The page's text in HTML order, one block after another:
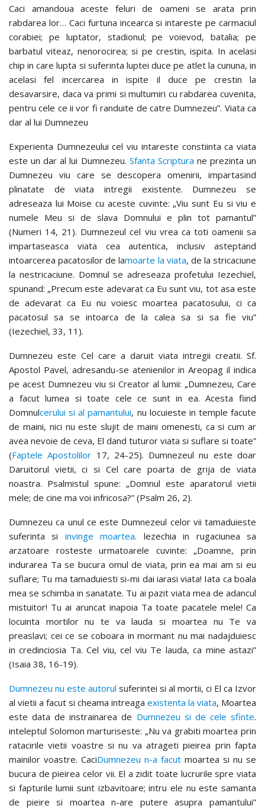
Caci amandoua aceste feluri de oameni se arata prin
rabdarea lor… Caci furtuna incearca si intareste pe carmaciul
corabiei; pe luptator, stadionul; pe voievod, batalia; pe
barbatul viteaz, nenorocirea; si pe crestin, ispita. In acelasi
chip in care lupta si suferinta luptei duce pe atlet la cununa, in
acelasi fel incercarea in ispite il duce pe crestin la
desavarsire, daca va primi si multumiri cu rabdarea cuvenita,
pentru cele ce ii vor fi randuite de catre Dumnezeu”. Viata ca
dar al lui Dumnezeu
Experienta Dumnezeului cel viu intareste constiinta ca viata
este un dar al lui Dumnezeu. Sfanta Scriptura ne prezinta un
Dumnezeu viu care se descopera omenirii, impartasind
plinatate de viata intregii existente. Dumnezeu se
adreseaza lui Moise cu aceste cuvinte: „Viu sunt Eu si viu e
numele Meu si de slava Domnului e plin tot pamantul”
(Numeri 14, 21). Dumnezeul cel viu vrea ca toti oamenii sa
impartaseasca viata cea autentica, inclusiv asteptand
intoarcerea pacatosilor de lamoarte la viata, de la stricaciune
la nestricaciune. Domnul se adreseaza profetului Iezechiel,
spunand: „Precum este adevarat ca Eu sunt viu, tot asa este
de adevarat ca Eu nu voiesc moartea pacatosului, ci ca
pacatosul sa se intoarca de la calea sa si sa fie viu”
(Iezechiel, 33, 11).
Dumnezeu este Cel care a daruit viata intregii creatii. Sf.
Apostol Pavel, adresandu-se atenienilor in Areopag il indica
pe acest Dumnezeu viu si Creator al lumii: „Dumnezeu, Care
a facut lumea si toate cele ce sunt in ea. Acesta fiind
Domnulcerului si al pamantului, nu locuieste in temple facute
de maini, nici nu este slujit de maini omenesti, ca si cum ar
avea nevoie de ceva, El dand tuturor viata si suflare si toate”
(Faptele Apostolilor 17, 24-25). Dumnezeul nu este doar
Daruitorul vietii, ci si Cel care poarta de grija de viata
noastra. Psalmistul spune: „Domnul este aparatorul vietii
mele; de cine ma voi infricosa?” (Psalm 26, 2).
Dumnezeu ca unul ce este Dumnezeul celor vii tamaduieste
suferinta si invinge moartea. lezechia in rugaciunea sa
arzatoare rosteste urmatoarele cuvinte: „Doamne, prin
indurarea Ta se bucura omul de viata, prin ea mai am si eu
suflare; Tu ma tamaduiesti si-mi dai iarasi viata! Iata ca boala
mea se schimba in sanatate. Tu ai pazit viata mea de adancul
mistuitor! Tu ai aruncat inapoia Ta toate pacatele mele! Ca
locuinta mortilor nu te va lauda si moartea nu Te va
preaslavi; cei ce se coboara in mormant nu mai nadajduiesc
in credinciosia Ta. Cel viu, cel viu Te lauda, ca mine astazi”
(Isaia 38, 16-19).
Dumnezeu nu este autorul suferintei si al mortii, ci El ca Izvor
al vietii a facut si cheama intreaga existenta la viata, Moartea
este data de instrainarea de Dumnezeu si de cele sfinte.
inteleptul Solomon marturiseste: „Nu va grabiti moartea prin
ratacirile vietii voastre si nu va atrageti pieirea prin fapta
mainilor voastre. CaciDumnezeu n-a facut moartea si nu se
bucura de pieirea celor vii. El a zidit toate lucrurile spre viata
si fapturile lumii sunt izbavitoare; intru ele nu este samanta
de pieire si moartea n-are putere asupra pamantului”